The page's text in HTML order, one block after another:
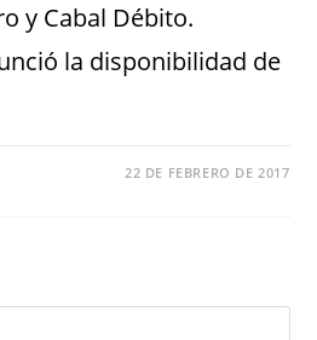
y Cabal Débito.
la disponibilidad de
22 DE FEBRERO DE 2017